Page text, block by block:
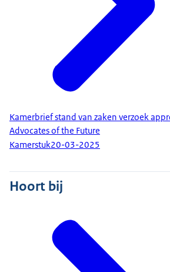
Kamerbrief stand van zaken verzoek
Advocates of the Future
Kamerstuk20-03-2025
Hoort bij